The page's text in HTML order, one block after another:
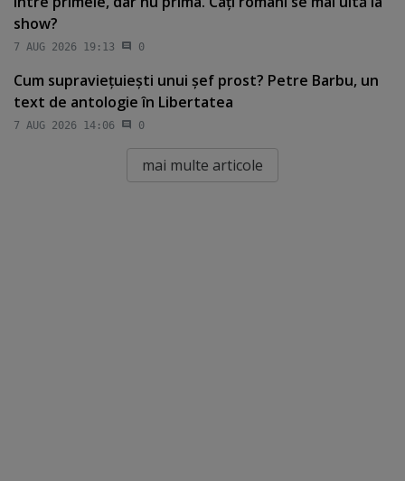
show?
7 AUG 2026 19:13 0
Cum supravieţuieşti unui şef prost? Petre Barbu, un
text de antologie în Libertatea
7 AUG 2026 14:06 0
mai multe articole